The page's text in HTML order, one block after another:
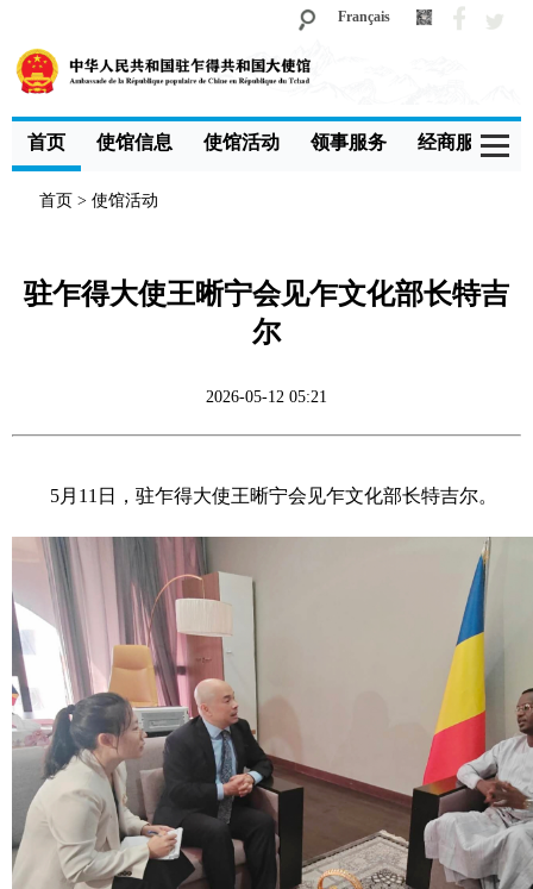
Français
首页 使馆信息 使馆活动 领事服务 经商服务
首页 > 使馆活动
驻乍得大使王晰宁会见乍文化部长特吉
尔
2026-05-12 05:21
5月11日，驻乍得大使王晰宁会见乍文化部长特吉尔。